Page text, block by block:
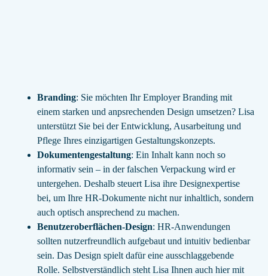
Branding: Sie möchten Ihr Employer Branding mit
einem starken und anpsrechenden Design umsetzen? Lisa
unterstützt Sie bei der Entwicklung, Ausarbeitung und
Pflege Ihres einzigartigen Gestaltungskonzepts.
Dokumentengestaltung: Ein Inhalt kann noch so
informativ sein – in der falschen Verpackung wird er
untergehen. Deshalb steuert Lisa ihre Designexpertise
bei, um Ihre HR-Dokumente nicht nur inhaltlich, sondern
auch optisch ansprechend zu machen.
Benutzeroberflächen-Design: HR-Anwendungen
sollten nutzerfreundlich aufgebaut und intuitiv bedienbar
sein. Das Design spielt dafür eine ausschlaggebende
Rolle. Selbstverständlich steht Lisa Ihnen auch hier mit